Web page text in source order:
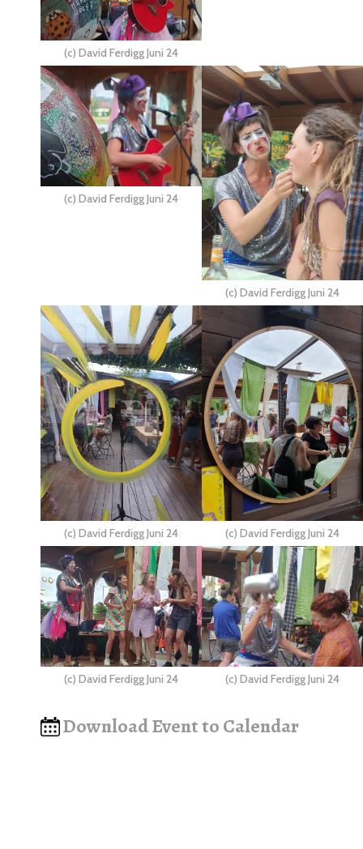
(c) David Ferdigg Juni 24
(c) David Ferdigg Juni 24
(c) David Ferdigg Juni 24
(c) David Ferdigg Juni 24 (c) David Ferdigg Juni 24
(c) David Ferdigg Juni 24 (c) David Ferdigg Juni 24
Download Event to Calendar